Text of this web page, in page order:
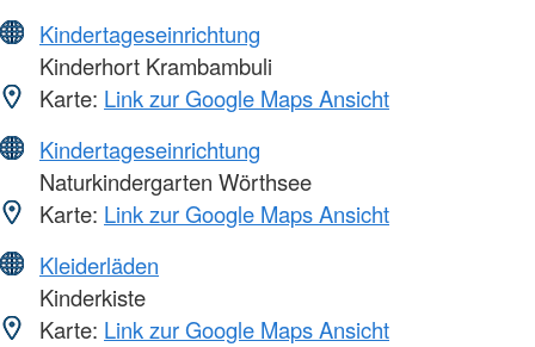
Kindertageseinrichtung
Kinderhort Krambambuli
Karte: Link zur Google Maps Ansicht
Kindertageseinrichtung
Naturkindergarten Wörthsee
Karte: Link zur Google Maps Ansicht
Kleiderläden
Kinderkiste
Karte: Link zur Google Maps Ansicht